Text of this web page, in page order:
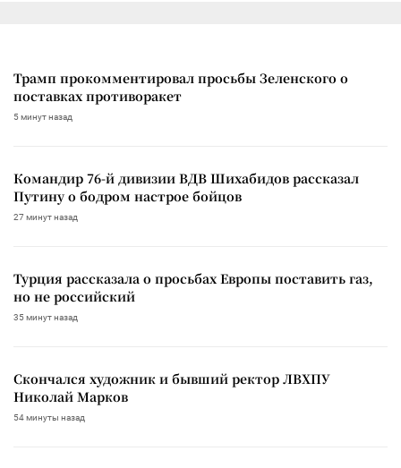
Трамп прокомментировал просьбы Зеленского о
поставках противоракет
5 минут назад
Командир 76-й дивизии ВДВ Шихабидов рассказал
Путину о бодром настрое бойцов
27 минут назад
Турция рассказала о просьбах Европы поставить газ,
но не российский
35 минут назад
Скончался художник и бывший ректор ЛВХПУ
Николай Марков
54 минуты назад